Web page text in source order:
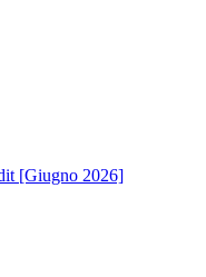
[Giugno 2026]